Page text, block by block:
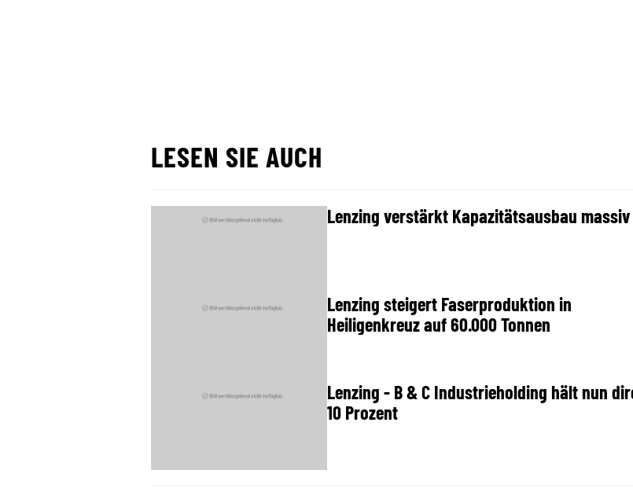
LESEN SIE AUCH
Lenzing verstärkt Kapazitätsausbau massiv
Lenzing steigert Faserproduktion in
Heiligenkreuz auf 60.000 Tonnen
Lenzing - B & C Industrieholding hält nun
10 Prozent